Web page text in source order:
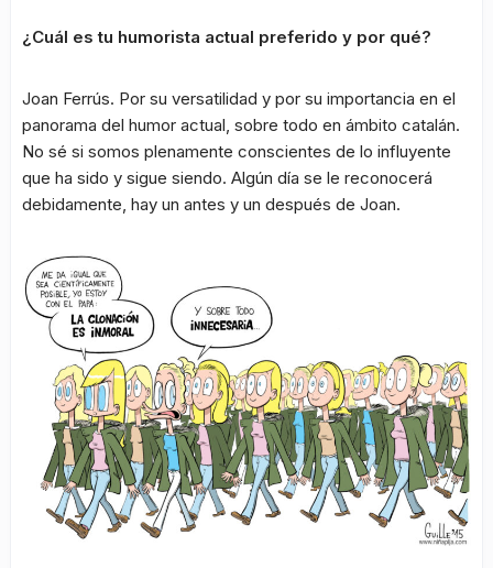
¿Cuál es tu humorista actual preferido y por qué?
Joan Ferrús. Por su versatilidad y por su importancia en el
panorama del humor actual, sobre todo en ámbito catalán.
No sé si somos plenamente conscientes de lo influyente
que ha sido y sigue siendo. Algún día se le reconocerá
debidamente, hay un antes y un después de Joan.